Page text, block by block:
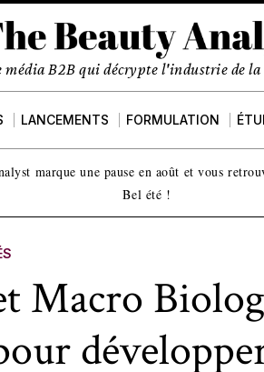
média B2B qui décrypte l'industrie de la
LANCEMENTS FORMULATION
marque une pause en août et vous
Bel été !
Macro